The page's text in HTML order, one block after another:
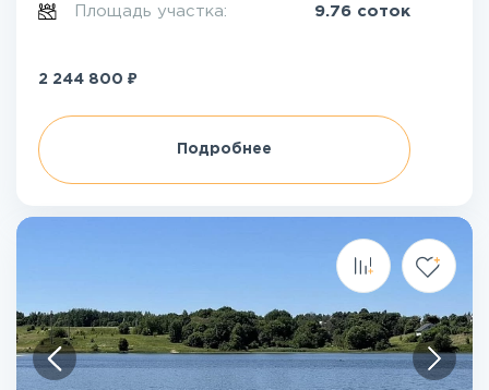
Площадь участка: 9.76 соток
2 244 800 ₽
Подробнее